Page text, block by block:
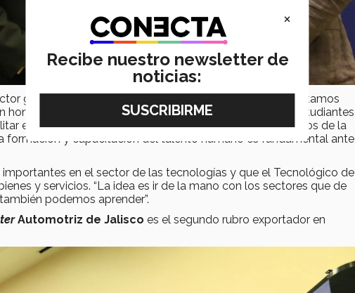
general del
Automotriz de Jalisco comentó: “estamos
honor colaborar estrechamente en la formación de los estudiantes
el ingreso a uno de los sectores productivos estratégicos de la
formación y capacitación del talento humano es fundamental ante
en el sector de las tecnologías y que el Tecnológico de
y servicios. “La idea es ir de la mano con los sectores que de
podemos aprender”.
Automotriz de Jalisco es el segundo rubro exportador en
×
Recibe nuestro newsletter de
noticias: